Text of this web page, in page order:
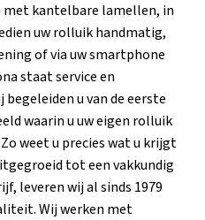
kantelbare lamellen, in
uw rolluik handmatig,
of via uw smartphone
staat service en
u van de eerste
waarin u uw eigen rolluik
weet u precies wat u krijgt
tot een vakkundig
leveren wij al sinds 1979
Wij werken met